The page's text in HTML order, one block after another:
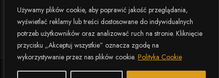
Używamy plików cookie, aby poprawić jakość przeglądania,
wyświetlać reklamy lub treści dostosowane do indywidualnych
potrzeb użytkowników oraz analizować ruch na stronie. Kliknięcie
przycisku „Akceptuj wszystkie” oznacza zgodę na
wykorzystywanie przez nas plików cookie. Polityka Cookie
krzysztof.lipinski@salinarium.com
Pon. – Pt. 8:00 – 16:00
© 2025 Salinarium – The Salt Company. Wszelkie prawa